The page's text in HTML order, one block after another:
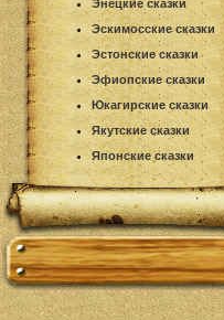
Энецкие сказки
Эскимосские сказки
Эстонские сказки
Эфиопские сказки
Юкагирские сказки
Якутские сказки
Японские сказки